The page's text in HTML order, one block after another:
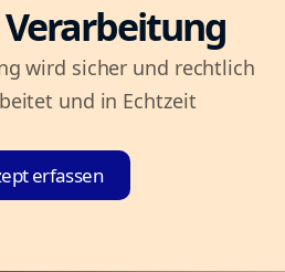
Verarbeitung
wird sicher und rechtlich
und in Echtzeit
erfassen